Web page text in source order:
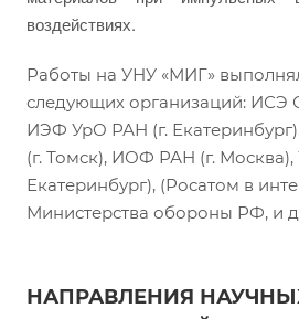
воздействиях.
Работы на УНУ «МИГ»
следующих организаций: ИСЭ
ИЭФ УрО РАН (г.
(г. Томск), ИОФ РАН (г. Москва),
Екатеринбург), (Росатом в
Министерства обороны РФ, и
НАПРАВЛЕНИЯ